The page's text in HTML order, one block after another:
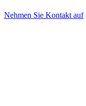
Nehmen Sie Kontakt auf